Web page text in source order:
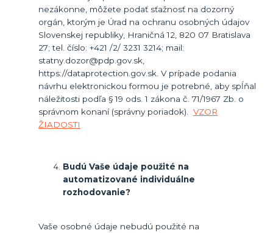
nezákonne, môžete podať sťažnosť na dozorný
orgán, ktorým je Úrad na ochranu osobných údajov
Slovenskej republiky, Hraničná 12, 820 07 Bratislava
27; tel. číslo: +421 /2/ 3231 3214; mail:
statny.dozor@pdp.gov.sk,
https://dataprotection.gov.sk. V prípade podania
návrhu elektronickou formou je potrebné, aby spĺňal
náležitosti podľa § 19 ods. 1 zákona č. 71/1967 Zb. o
správnom konaní (správny poriadok). VZOR
ŽIADOSTI
Budú Vaše údaje použité na
automatizované individuálne
rozhodovanie?
Vaše osobné údaje nebudú použité na